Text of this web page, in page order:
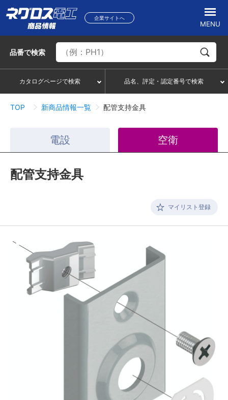
企業サイトへ
MENU
品番で検索
カタログページで検索 品名、評定・認定番号で検索
TOP 新商品情報一覧 配管支持金具
電設 空衛
配管支持金具
マイリスト登録